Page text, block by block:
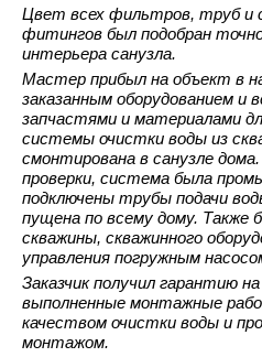
Цвет всех фильтров, труб и
фитингов был подобран
интерьера санузла.
Мастер прибыл на объект в
заказанным оборудованием и
запчастями и материалами
системы очистки воды из
смонтирована в санузле
проверки, система была
подключены трубы подачи
пущена по всему дому. Также
скважины, скважинного
управления погружным
Заказчик получил гарантию
выполненные монтажные
качеством очистки воды и
монтажом.